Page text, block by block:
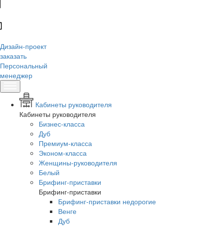
Дизайн-проект
заказать
Персональный
менеджер
Кабинеты руководителя
Кабинеты руководителя
Бизнес-класса
Дуб
Премиум-класса
Эконом-класса
Женщины-руководителя
Белый
Брифинг-приставки
Брифинг-приставки
Брифинг-приставки недорогие
Венге
Дуб